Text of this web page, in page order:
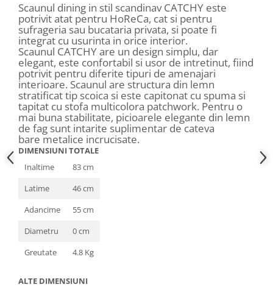
Scaunul dining in stil scandinav CATCHY este
potrivit atat pentru HoReCa, cat si pentru
sufrageria sau bucataria privata, si poate fi
integrat cu usurinta in orice interior.
Scaunul CATCHY are un design simplu, dar
elegant, este confortabil si usor de intretinut, fiind
potrivit pentru diferite tipuri de amenajari
interioare. Scaunul are structura din lemn
stratificat tip scoica si este capitonat cu spuma si
tapitat cu stofa multicolora patchwork. Pentru o
mai buna stabilitate, picioarele elegante din lemn
de fag sunt intarite suplimentar de cateva
bare metalice incrucisate.
DIMENSIUNI TOTALE
Inaltime
83 cm
Latime
46 cm
Adancime
55 cm
Diametru
0 cm
Greutate
4.8 Kg
ALTE DIMENSIUNI